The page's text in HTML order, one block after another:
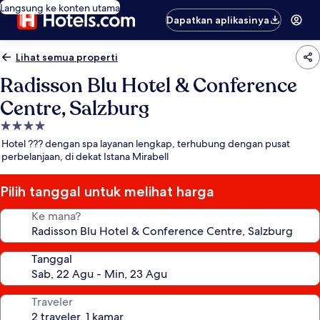
Langsung ke konten utama
Dapatkan aplikasinya
Lihat semua properti
Radisson Blu Hotel & Conference
Centre, Salzburg
Properti
bintang
4.0
Hotel ??? dengan spa layanan lengkap, terhubung dengan pusat
perbelanjaan, di dekat Istana Mirabell
Pilih tanggal untuk melihat harga
Ke mana?
Tanggal
Traveler